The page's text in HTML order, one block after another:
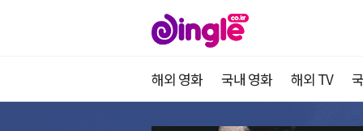
해외 영화 국내 영화 해외 TV